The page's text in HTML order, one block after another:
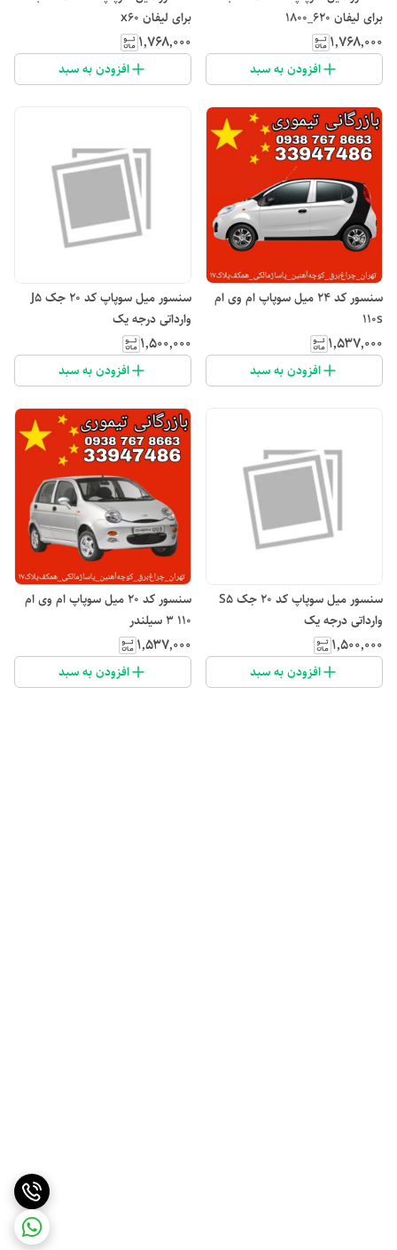
برای لیفان ۶۲۰_۱۸۰۰
۱٬۷۶۸٬۰۰۰
افزودن به سبد
برای لیفان x60
۱٬۷۶۸٬۰۰۰
افزودن به سبد
سنسور کد ۲4 میل سوپاپ ام وی ام
۱۱۰s
۱٬۵۳۷٬۰۰۰
افزودن به سبد
سنسور میل سوپاپ کد ۲۰ جک J5
وارداتی درجه یک
۱٬۵۰۰٬۰۰۰
افزودن به سبد
سنسور میل سوپاپ کد ۲۰ جک S5
وارداتی درجه یک
۱٬۵۰۰٬۰۰۰
افزودن به سبد
سنسور کد ۲۰ میل سوپاپ ام وی ام
۱۱۰ ۳ سیلندر
۱٬۵۳۷٬۰۰۰
افزودن به سبد